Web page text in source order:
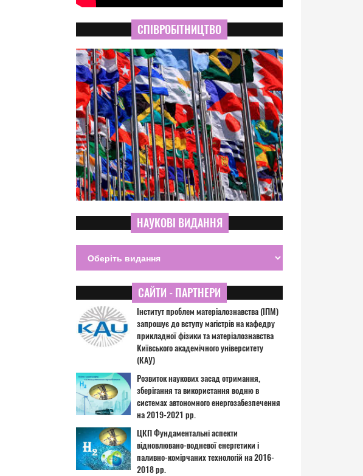
СПІВРОБІТНИЦТВО
НАУКОВІ ВИДАННЯ
САЙТИ - ПАРТНЕРИ
Інститут проблем матеріалознавства (ІПМ)
запрошує до вступу магістрів на кафедру
прикладної фізики та матеріалознавства
Київського академічного університету
(КАУ)
Розвиток наукових засад отримання,
зберігання та використання водню в
системах автономного енергозабезпечення
на 2019-2021 рр.
ЦКП Фундаментальні аспекти
відновлювано-водневої енергетики і
паливно-комірчаних технологій на 2016-
2018 рр.